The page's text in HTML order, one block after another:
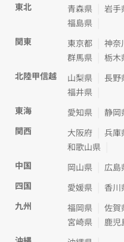
東北
青森県 岩手
福島県
関東
東京都 神奈
群馬県
栃木
北陸甲信越
山梨県 長野
福井県
東海
愛知県 静岡
関西
大阪府 兵庫
和歌山県
中国
岡山県 広島
四国
愛媛県 香川
九州
福岡県 佐賀
宮崎県
鹿児